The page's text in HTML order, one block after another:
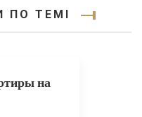
ПО ТЕМІ
на